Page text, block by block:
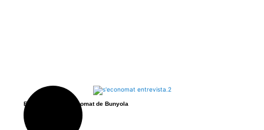
Entrevista a s’Economat de Bunyola